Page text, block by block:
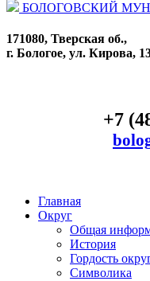
БОЛОГОВСКИЙ
171080, Тверская об.,
г. Бологое, ул. Кирова,
+7
Главная
Округ
Общая
История
Гордость
Символика